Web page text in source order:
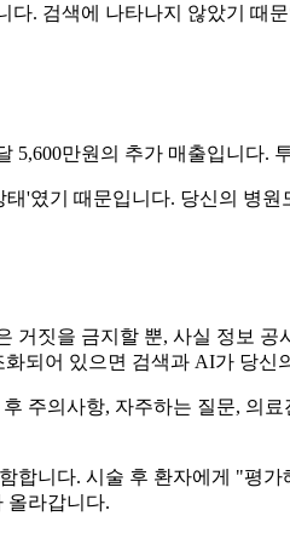
. 검색에 나타나지 않았기 때
5,600만원의 추가 매출입니다.
'였기 때문입니다. 당신의 병
거짓을 금지할 뿐, 사실 정보
되어 있으면 검색과 AI가 당신
주의사항, 자주하는 질문, 의
합니다. 시술 후 환자에게 "평
올라갑니다.